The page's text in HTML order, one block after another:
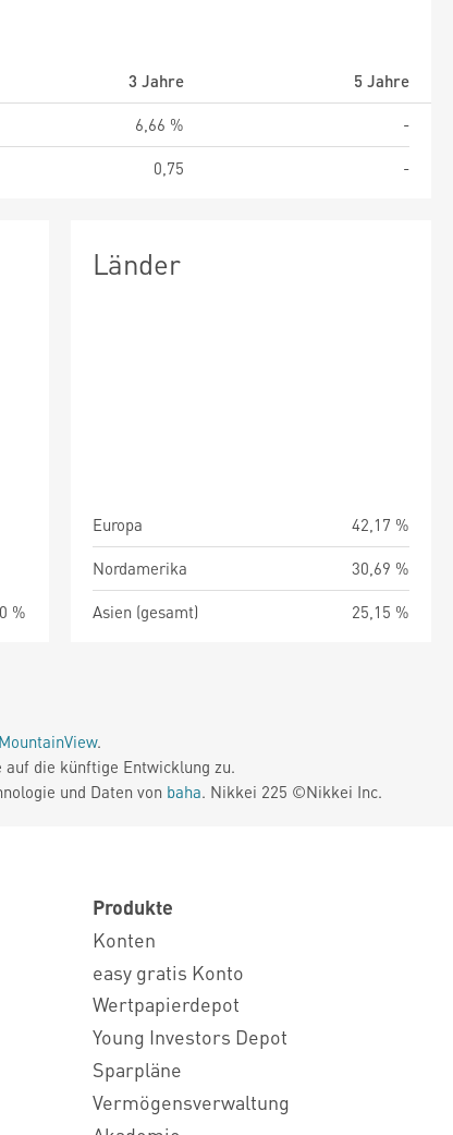
3 Jahre
5 Jahre
6,66 %
-
0,75 -
%
Länder
Europa
42,17 %
Nordamerika
30,69 %
Asien (gesamt)
25,15 %
MountainView.
auf die künftige Entwicklung zu.
und Daten von baha. Nikkei 225 ©Nikkei Inc.
Produkte
Konten
easy gratis Konto
Wertpapierdepot
Young Investors Depot
Sparpläne
Vermögensverwaltung